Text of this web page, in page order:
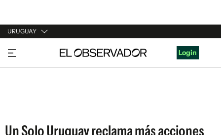
URUGUAY
URUGUAY
ARGENTINA
Login
Un Solo Uruguay reclama más acciones